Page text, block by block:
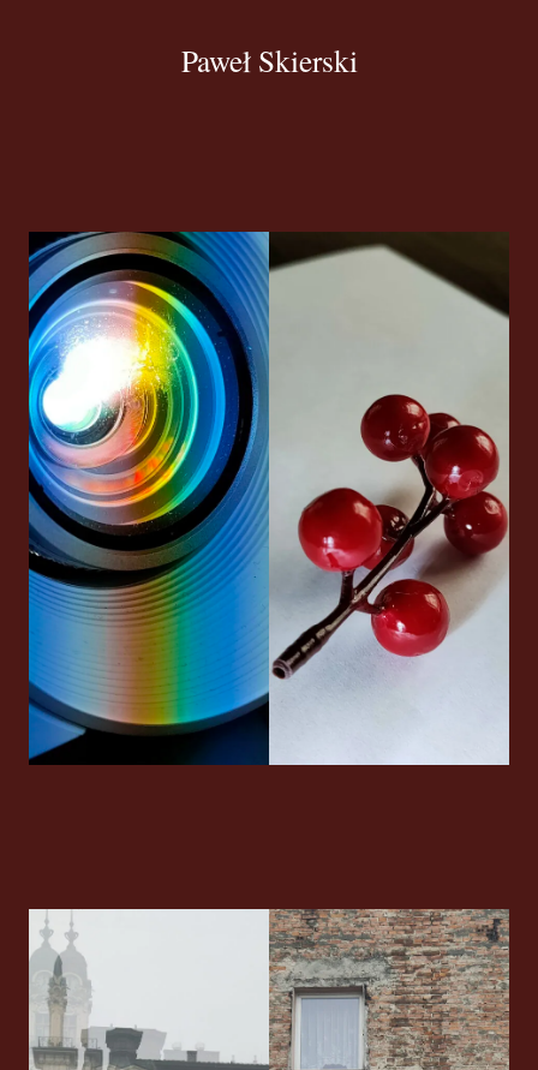
Paweł Skierski